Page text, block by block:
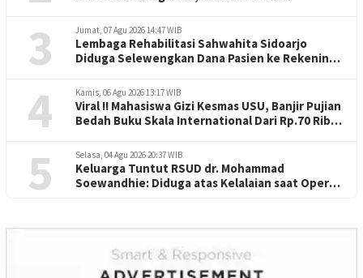
3 Jumat, 07 Agu 2026 14:47 WIB
Lembaga Rehabilitasi Sahwahita Sidoarjo
Diduga Selewengkan Dana Pasien ke Rekening
4 Kamis, 06 Agu 2026 13:17 WIB
Viral !! Mahasiswa Gizi Kesmas USU, Banjir Pujian
Bedah Buku Skala International Dari Rp.70 Ribu
5 Selasa, 04 Agu 2026 20:37 WIB
Keluarga Tuntut RSUD dr. Mohammad
Soewandhie: Diduga atas Kelalaian saat Operasi